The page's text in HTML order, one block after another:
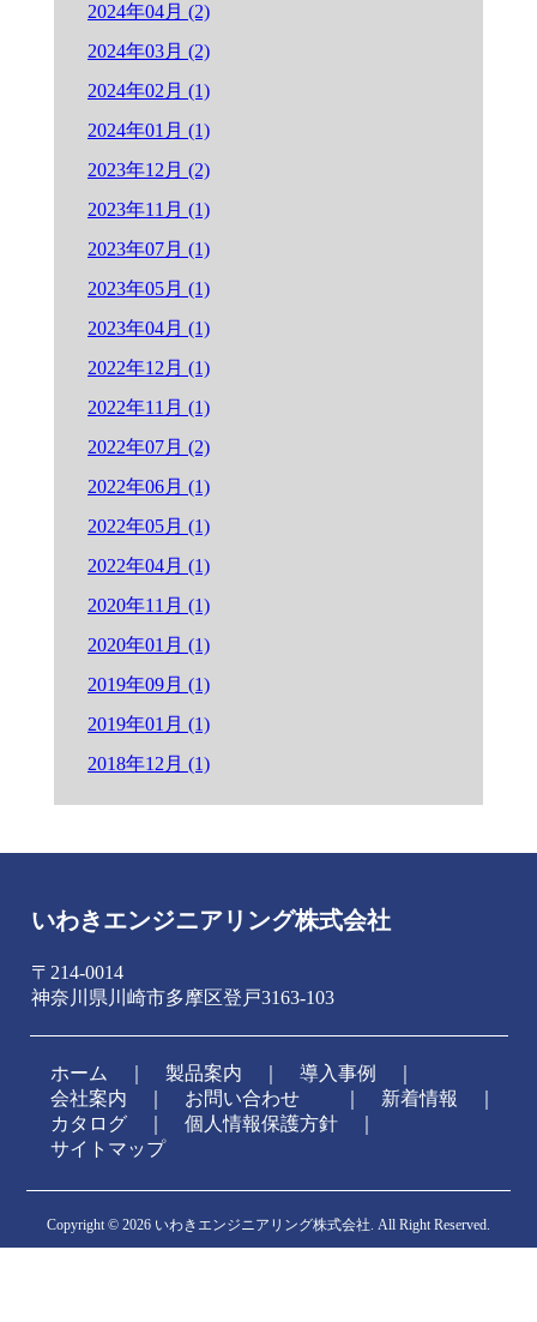
2024年04月 (2)
2024年03月 (2)
2024年02月 (1)
2024年01月 (1)
2023年12月 (2)
2023年11月 (1)
2023年07月 (1)
2023年05月 (1)
2023年04月 (1)
2022年12月 (1)
2022年11月 (1)
2022年07月 (2)
2022年06月 (1)
2022年05月 (1)
2022年04月 (1)
2020年11月 (1)
2020年01月 (1)
2019年09月 (1)
2019年01月 (1)
2018年12月 (1)
いわきエンジニアリング株式会社
〒214-0014
神奈川県川崎市多摩区登戸3163-103
ホーム 製品案内 導入事例
会社案内
お問い合わせ 新着情報
カタログ
個人情報保護方針
サイトマップ
Copyright © 2026 いわきエンジニアリング株式会社. All Right Reserved.